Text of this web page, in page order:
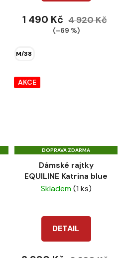
1 490 Kč 4 920 Kč
(–69 %)
M/38
AKCE
DOPRAVA ZDARMA
Dámské rajtky
EQUILINE Katrina blue
Skladem(1 ks)
DETAIL